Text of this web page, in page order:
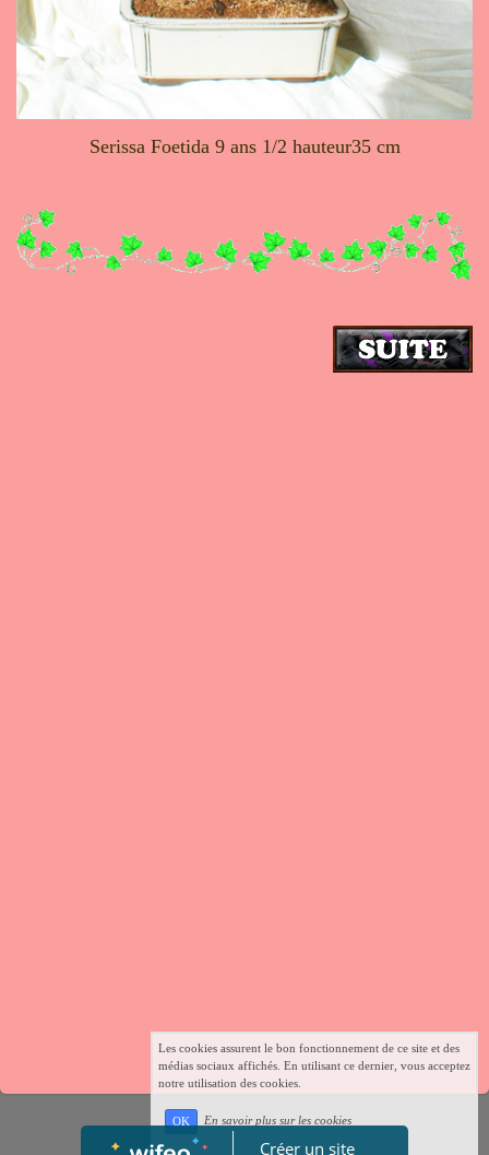
Serissa Foetida 9 ans 1/2 hauteur35 cm
Créer un site
Les cookies assurent le bon fonctionnement de ce site et des
médias sociaux affichés. En utilisant ce dernier, vous acceptez
notre utilisation des cookies.
OK En savoir plus sur les cookies